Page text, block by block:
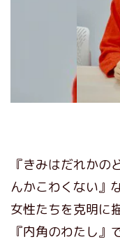
『きみはだれか
んかこわくない』
女性たちを克明に
『内角のわたし』